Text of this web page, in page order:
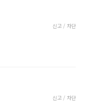
신고 / 차단
신고 / 차단